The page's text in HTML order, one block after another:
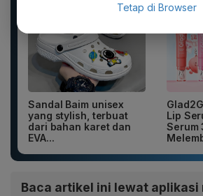
Sandal Baim unisex
yang stylish, terbuat
dari bahan karet dan
EVA...
Lip
Serum
Baca artikel ini lewat aplikasi
Tetap di Browser